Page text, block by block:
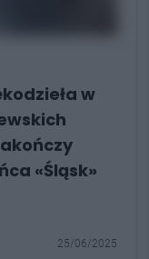
w
«Śląsk»
25/06/2025